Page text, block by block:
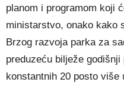
planom i programom koji
ministarstvo, onako kako
Brzog razvoja parka za
preduzeću bilježe
konstantnih 20 posto više